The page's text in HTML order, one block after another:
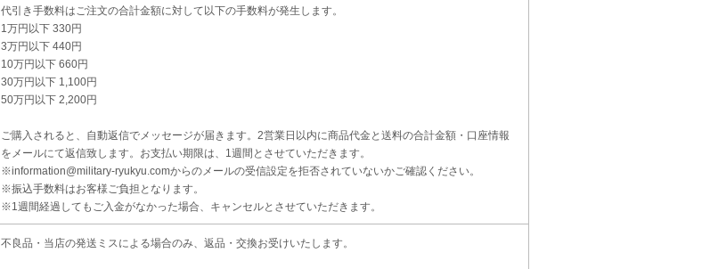
代引き手数料はご注文の合計金額に対して以下の手数料が発生します。
1万円以下 330円
3万円以下 440円
10万円以下 660円
30万円以下 1,100円
50万円以下 2,200円
ご購入されると、自動返信でメッセージが届きます。2営業日以内に商品代金と送料の合計金額・口座情報
をメールにて返信致します。お支払い期限は、1週間とさせていただきます。
※information@military-ryukyu.comからのメールの受信設定を拒否されていないかご確認ください。
※振込手数料はお客様ご負担となります。
※1週間経過してもご入金がなかった場合、キャンセルとさせていただきます。
不良品・当店の発送ミスによる場合のみ、返品・交換お受けいたします。